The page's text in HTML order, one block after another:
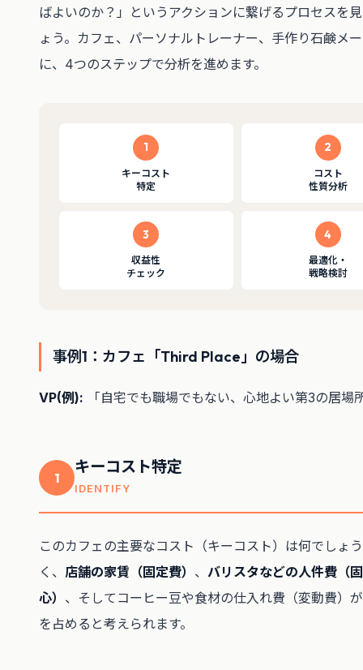
ばよいのか？」というアクションに繋げるプロセスを
ょう。カフェ、パーソナルトレーナー、手作り石鹸メ
に、4つのステップで分析を進めます。
1
キーコスト
特定
2
コスト
性質分析
3
収益性
チェック
4
最適化・
戦略検討
事例1：カフェ「Third Place」の場合
VP(例): 「自宅でも職場でもない、心地よい第3の居場
1
キーコスト特定
IDENTIFY
このカフェの主要なコスト（キーコスト）は何でしょ
く、 店舗の家賃（固定費） 、 バリスタなどの人件費（
心） 、そしてコーヒー豆や食材の仕入れ費（変動費）
を占めると考えられます。